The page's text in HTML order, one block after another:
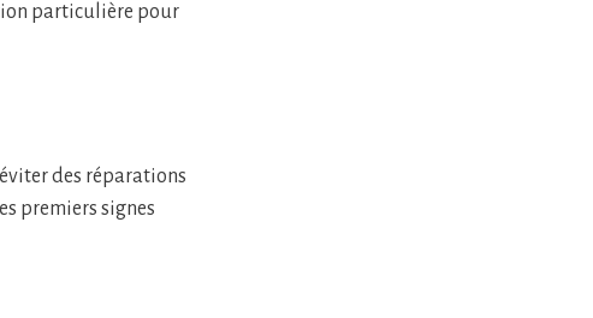
particulière pour
des réparations
premiers signes